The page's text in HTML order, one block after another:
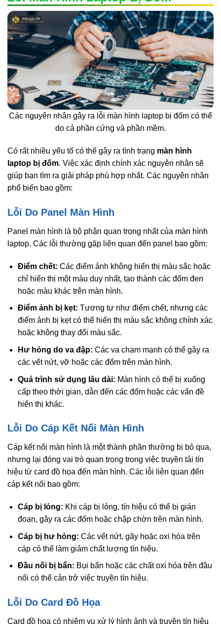
Các nguyên nhân gây ra lỗi màn hình laptop bị đốm có thể
do cả phần cứng và phần mềm.
Có rất nhiều yếu tố có thể gây ra tình trạng màn hình
laptop bị đốm. Việc xác định chính xác nguyên nhân sẽ
giúp bạn tìm ra giải pháp phù hợp nhất. Các nguyên nhân
phổ biến bao gồm:
Lỗi Do Panel Màn Hình
Panel màn hình là bộ phận quan trọng nhất của màn hình
laptop. Các lỗi thường gặp liên quan đến panel bao gồm:
Điểm chết: Các điểm ảnh không hiển thị màu sắc hoặc
chỉ hiển thị một màu duy nhất, tạo thành các đốm đen
hoặc màu khác trên màn hình.
Điểm ảnh bị kẹt: Tương tự như điểm chết, nhưng các
điểm ảnh bị kẹt có thể hiển thị màu sắc không chính xác
hoặc không thay đổi màu sắc.
Hư hỏng do va đập: Các va chạm mạnh có thể gây ra
các vết nứt, vỡ hoặc các đốm trên màn hình.
Quá trình sử dụng lâu dài: Màn hình có thể bị xuống
cấp theo thời gian, dẫn đến các đốm hoặc các vấn đề
hiển thị khác.
Lỗi Do Cáp Kết Nối Màn Hình
Cáp kết nối màn hình là một thành phần thường bị bỏ qua,
nhưng lại đóng vai trò quan trọng trong việc truyền tải tín
hiệu từ card đồ họa đến màn hình. Các lỗi liên quan đến
cáp kết nối bao gồm:
Cáp bị lỏng: Khi cáp bị lỏng, tín hiệu có thể bị gián
đoạn, gây ra các đốm hoặc chập chờn trên màn hình.
Cáp bị hư hỏng: Các vết nứt, gãy hoặc oxi hóa trên
cáp có thể làm giảm chất lượng tín hiệu.
Đầu nối bị bẩn: Bụi bẩn hoặc các chất oxi hóa trên đầu
nối có thể cản trở việc truyền tín hiệu.
Lỗi Do Card Đồ Họa
Card đồ họa có nhiệm vụ xử lý hình ảnh và truyền tín hiệu